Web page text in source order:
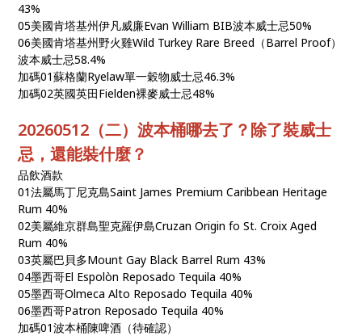
43%
05美國肯塔基州伊凡威廉Evan William BIB波本威士忌50%
06美國肯塔基州野火雞Wild Turkey Rare Breed（Barrel Proof）
波本威士忌58.4%
加碼01蘇格蘭Ryelaw單一穀物威士忌46.3%
加碼02英國英田Fielden裸麥威士忌48%
20260512（二）波本桶哪去了？除了裝威士
忌，還能裝什麼？
品飲酒款
01法屬馬丁尼克島Saint James Premium Caribbean Heritage
Rum 40%
02美屬維京群島聖克羅伊島Cruzan Origin fo St. Croix Aged
Rum 40%
03英屬巴貝多Mount Gay Black Barrel Rum 43%
04墨西哥El Espolòn Reposado Tequila 40%
05墨西哥Olmeca Alto Reposado Tequila 40%
06墨西哥Patron Reposado Tequila 40%
加碼01波本桶陳啤酒（待確認）